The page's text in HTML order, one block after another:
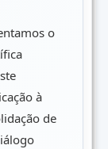
o
à
de